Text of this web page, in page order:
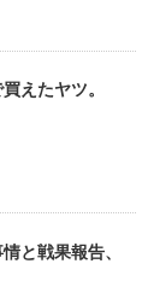
えたヤツ。
と戦果報告、